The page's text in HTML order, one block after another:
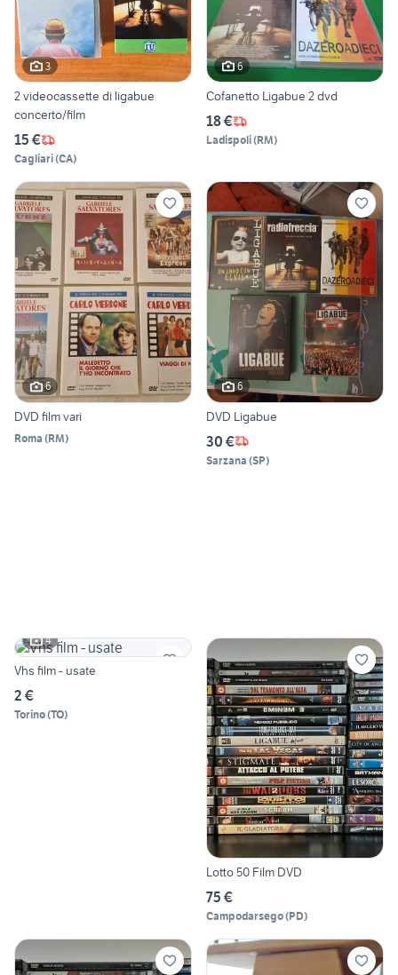
3
2 videocassette di ligabue
concerto/film
15 €
Cagliari(CA)
6
Cofanetto Ligabue 2 dvd
18 €
Ladispoli(RM)
6
DVD film vari
Roma (RM)
6
DVD Ligabue
30 €
Sarzana (SP)
4
Vhs film - usate
2 €
Torino(TO)
Lotto 50 Film DVD
75 €
Campodarsego(PD)